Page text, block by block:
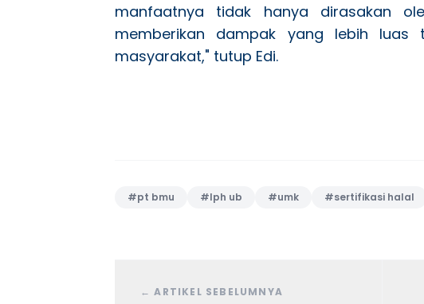
manfaatnya tidak hanya dirasakan
memberikan dampak yang lebih luas
masyarakat," tutup Edi.
#pt bmu #lph ub #umk #sertifikasi halal
←ARTIKEL SEBELUMNYA